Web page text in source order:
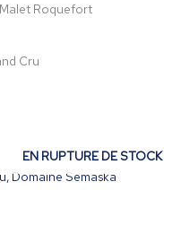
Roquefort
Cru
EN RUPTURE DE STOCK